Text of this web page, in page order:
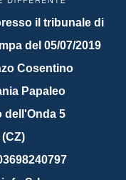
il tribunale di
del 05/07/2019
Cosentino
Papaleo
dell'Onda 5